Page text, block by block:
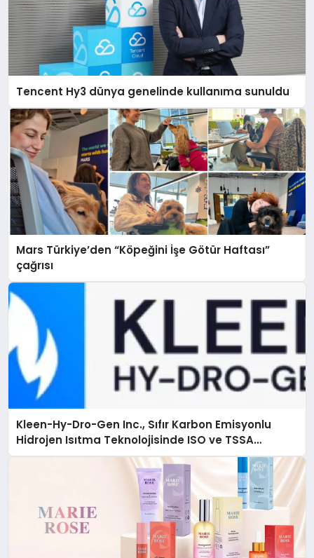
Tencent Hy3 dünya genelinde kullanıma sunuldu
Mars Türkiye’den “Köpeğini İşe Götür Haftası”
çağrısı
Kleen-Hy-Dro-Gen Inc., Sıfır Karbon Emisyonlu
Hidrojen Isıtma Teknolojisinde ISO ve TSSA
Düzenleyici Onaylarını Aldı